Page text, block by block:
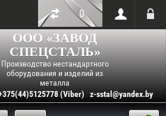
0
ООО «ЗАВОД
СПЕЦСТАЛЬ»
Производство нестандартного
оборудования и изделий из
металла
(Viber)
z-sstal@yandex.by